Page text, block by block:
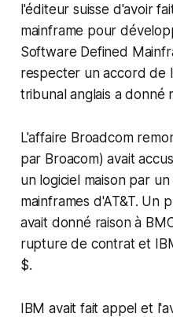
l'éditeur suisse d'avoir
mainframe pour
Software Defined
respecter un accord de
tribunal anglais a donné
L'affaire Broadcom
par Broacom) avait
un logiciel maison par
mainframes d'AT&T. Un
avait donné raison à
rupture de contrat et
$.
IBM avait fait appel et